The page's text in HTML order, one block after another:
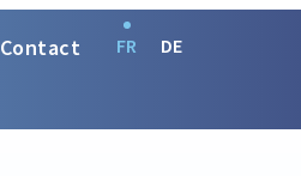
Contact FR DE